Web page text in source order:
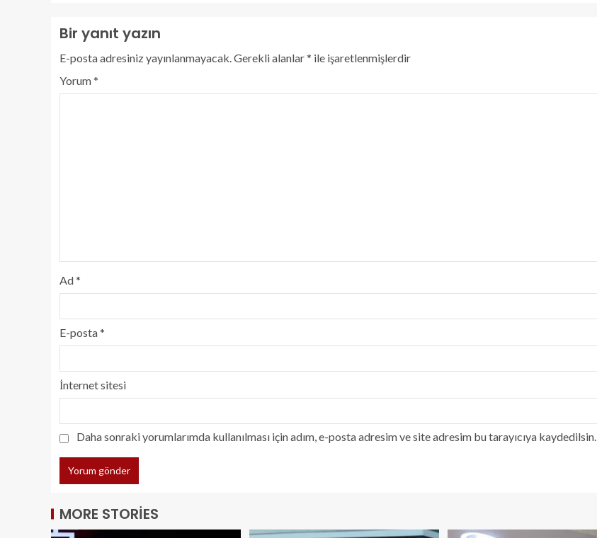
Bir yanıt yazın
E-posta adresiniz yayınlanmayacak.Gerekli alanlar* ile işaretlenmişlerdir
Yorum*
Ad*
E-posta*
İnternet sitesi
Daha sonraki yorumlarımda kullanılması için adım, e-posta adresim ve site adresim bu tarayıcıya kaydedilsin.
MORE STORIES